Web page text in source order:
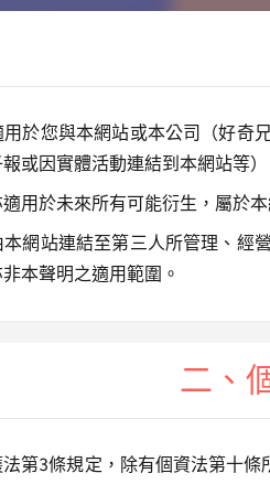
於您與本網站或本公司（好奇
或因實體活動連結到本網站等
用於未來所有可能衍生，屬於
網站連結至第三人所管理、經
本聲明之適用範圍。
二、
第3條規定，除有個資法第十